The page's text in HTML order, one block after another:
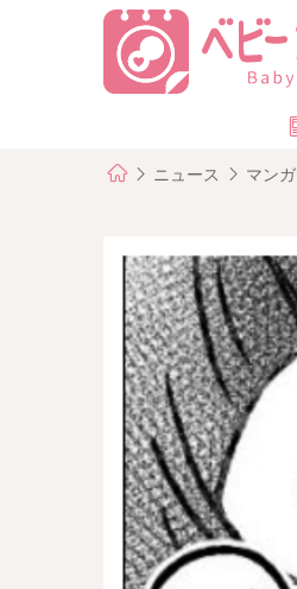
ニュース マンガ